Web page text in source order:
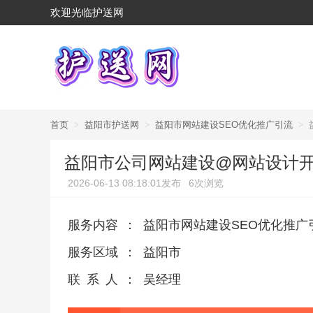
欢迎光临护送网
首页 > 益阳市护送网 > 益阳市网站建设SEO优化推广引流 >
益阳市公司网站建设@网站设计
2026-06-13 08:18:01发布 6次浏览
服务内容 ：
益阳市网站建设SEO优化推广
服务区域
：
益阳市
联系人
： 吴经理